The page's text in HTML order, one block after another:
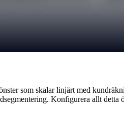
som skalar linjärt med
Konfigurera allt detta